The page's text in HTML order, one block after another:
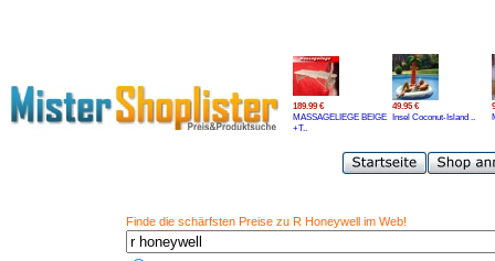
189.99 €
MASSAGELIEGE BEIGE
+T..
49.95 €
Insel Coconut-Island ..
Finde die schärfsten Preise zu R Honeywell im Web!